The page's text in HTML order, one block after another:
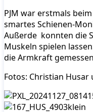
PJM war erstmals
smartes Schienen-
Außerde konnten die
Muskeln spielen
die Armkraft
Fotos: Christian Husar